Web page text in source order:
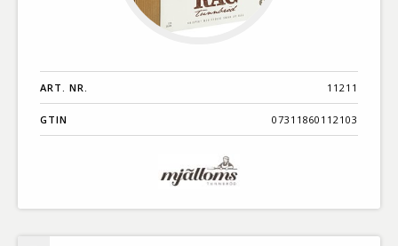
ART. NR. 11211
GTIN 07311860112103